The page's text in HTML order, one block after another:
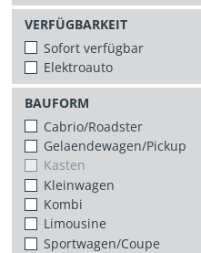
VERFÜGBARKEIT
Sofort verfügbar
Elektroauto
BAUFORM
Cabrio/Roadster
Gelaendewagen/Pickup
Kasten
Kleinwagen
Kombi
Limousine
Sportwagen/Coupe